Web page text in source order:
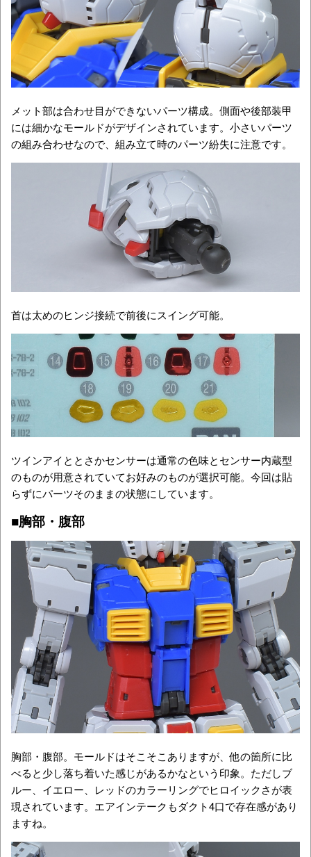
メット部は合わせ目ができないパーツ構成。側面や後部装甲
には細かなモールドがデザインされています。小さいパーツ
の組み合わせなので、組み立て時のパーツ紛失に注意です。
首は太めのヒンジ接続で前後にスイング可能。
ツインアイととさかセンサーは通常の色味とセンサー内蔵型
のものが用意されていてお好みのものが選択可能。今回は貼
らずにパーツそのままの状態にしています。
■胸部・腹部
胸部・腹部。モールドはそこそこありますが、他の箇所に比
べると少し落ち着いた感じがあるかなという印象。ただしブ
ルー、イエロー、レッドのカラーリングでヒロイックさが表
現されています。エアインテークもダクト4口で存在感があり
ますね。